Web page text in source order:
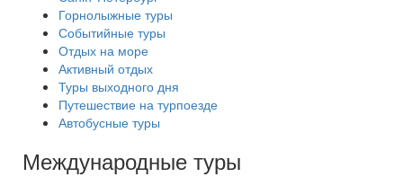
Горнолыжные туры
Событийные туры
Отдых на море
Активный отдых
Туры выходного дня
Путешествие на турпоезде
Автобусные туры
Международные туры